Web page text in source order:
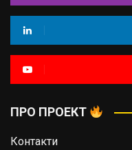
ПРО ПРОЕКТ
Контакти